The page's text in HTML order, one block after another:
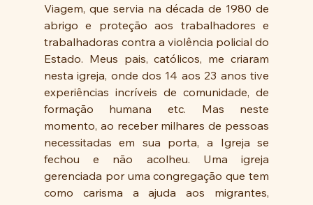
Viagem, que servia na década de 1980 de
abrigo e proteção aos trabalhadores e
trabalhadoras contra a violência policial do
Estado. Meus pais, católicos, me criaram
nesta igreja, onde dos 14 aos 23 anos tive
experiências incríveis de comunidade, de
formação humana etc. Mas neste
momento, ao receber milhares de pessoas
necessitadas em sua porta, a Igreja se
fechou e não acolheu. Uma igreja
gerenciada por uma congregação que tem
como carisma a ajuda aos migrantes,